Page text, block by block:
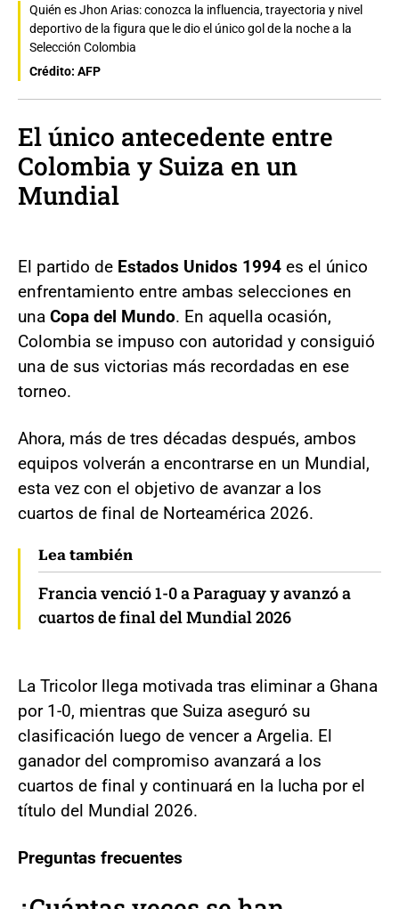
Quién es Jhon Arias: conozca la influencia, trayectoria y nivel
deportivo de la figura que le dio el único gol de la noche a la
Selección Colombia
Crédito: AFP
El único antecedente entre
Colombia y Suiza en un
Mundial
El partido de Estados Unidos 1994 es el único
enfrentamiento entre ambas selecciones en
una Copa del Mundo. En aquella ocasión,
Colombia se impuso con autoridad y consiguió
una de sus victorias más recordadas en ese
torneo.
Ahora, más de tres décadas después, ambos
equipos volverán a encontrarse en un Mundial,
esta vez con el objetivo de avanzar a los
cuartos de final de Norteamérica 2026.
Lea también
Francia venció 1-0 a Paraguay y avanzó a
cuartos de final del Mundial 2026
La Tricolor llega motivada tras eliminar a Ghana
por 1-0, mientras que Suiza aseguró su
clasificación luego de vencer a Argelia. El
ganador del compromiso avanzará a los
cuartos de final y continuará en la lucha por el
título del Mundial 2026.
Preguntas frecuentes